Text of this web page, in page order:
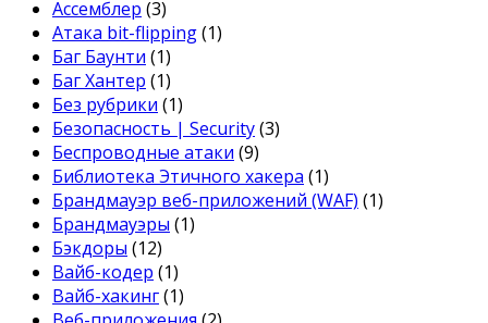
Ассемблер (3)
Атака bit-flipping(1)
Баг Баунти (1)
Баг Хантер (1)
Без рубрики (1)
Безопасность | Security(3)
Беспроводные атаки (9)
Библиотека Этичного хакера (1)
Брандмауэр веб-приложений (WAF) (1)
Брандмауэры (1)
Бэкдоры (12)
Вайб-кодер (1)
Вайб-хакинг(1)